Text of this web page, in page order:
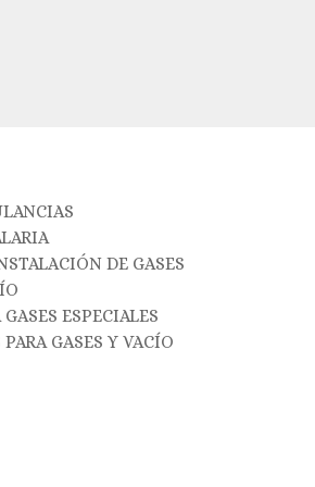
DE GASES
ESPECIALES
GASES Y VACÍO